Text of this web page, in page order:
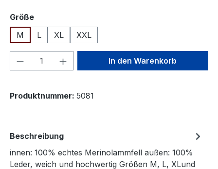
Größeauswählen
M
L XL XXL
Produkt Anzahl: Gib denIn den Warenkorb
Produktnummer: 5081
Beschreibung
innen: 100% echtes Merinolammfell außen: 100%
Leder, weich und hochwertig Größen M, L, XLund